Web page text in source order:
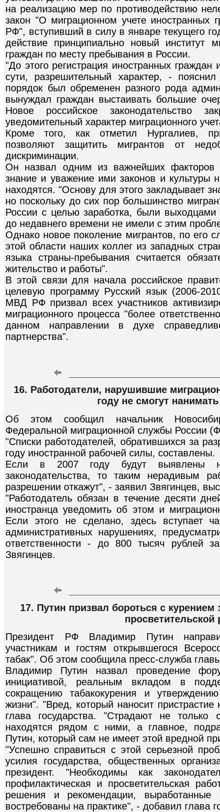
на реализацию мер по противодействию
закон "О миграционном учете иностранных
РФ", вступивший в силу в январе текущего
действие принципиально новый институт
граждан по месту пребывания в России.
"До этого регистрация иностранных
сути, разрешительный характер, -
порядок был обременен разного рода
вынуждал граждан выстаивать большие
Новое российское законодательство
уведомительный характер миграционного
Кроме того, как отметил Нургалиев,
позволяют защитить мигрантов от
дискриминации.
Он назвал одним из важнейших факторов
знание и уважение ими законов и культуры
находятся. "Основу для этого закладывает
но поскольку до сих пор большинство
России с целью заработка, были
до недавнего времени не имели с этим
Однако новое поколение мигрантов, по его
этой области наших коллег из западных
языка страны-пребывания считается
жительство и работы".
В этой связи для начала российское
целевую программу Русский язык (2006-
МВД РФ призвал всех участников
миграционного процесса "более
данном направлении в духе
партнерства".
16. Работодатели, нарушившие
году не смогут
Об этом сообщил начальник
Федеральной миграционной службы России
"Списки работодателей, обратившихся за
году иностранной рабочей силы, составлены.
Если в 2007 году будут выявлены
законодательства, то таким нерадивым
разрешении откажут", - заявил Звягинцев,
"Работодатель обязан в течение десяти
иностранца уведомить об этом и
Если этого не сделано, здесь вступает
административных нарушениях,
ответственности - до 800 тысяч рублей
Звягинцев.
17. Путин призвал бороться с
просветительской
Президент РФ Владимир Путин
участникам и гостям открывшегося
табак". Об этом сообщила пресс-служба
Владимир Путин назвал проведение
инициативой, реальным вкладом в
сокращению табакокурения и
жизни". "Вред, который наносит пристрастие
глава государства. "Страдают не
находятся рядом с ними, а главное,
Путин, который сам не имеет этой вредной
"Успешно справиться с этой серьезной
усилия государства, общественных
президент. "Необходимы как
профилактическая и просветительская
решения и рекомендации,
востребованы на практике", - добавил глава